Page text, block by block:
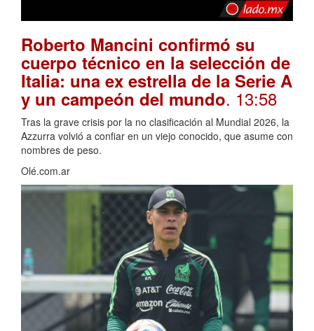
Roberto Mancini confirmó su
cuerpo técnico en la selección de
Italia: una ex estrella de la Serie A
y un campeón del mundo. 13:58
Tras la grave crisis por la no clasificación al Mundial 2026, la
Azzurra volvió a confiar en un viejo conocido, que asume con
nombres de peso.
Olé.com.ar